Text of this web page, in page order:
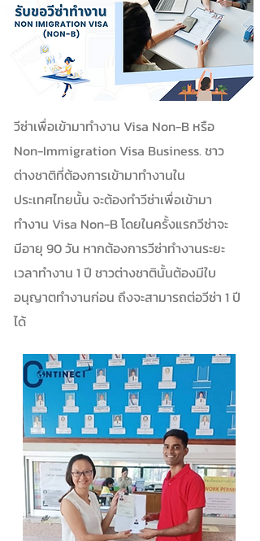
วีซ่าเพื่อเข้ามาทำงาน Visa Non-B หรือ
Non-Immigration Visa Business. ชาว
ต่างชาติที่ต้องการเข้ามาทำงานใน
ประเทศไทยนั้น จะต้องทำวีซ่าเพื่อเข้ามา
ทำงาน Visa Non-B โดยในครั้งแรกวีซ่าจะ
มีอายุ 90 วัน หากต้องการวีซ่าทำงานระยะ
เวลาทำงาน 1 ปี ชาวต่างชาตินั้นต้องมีใบ
อนุญาตทำงานก่อน ถึงจะสามารถต่อวีซ่า 1 ปี
ได้